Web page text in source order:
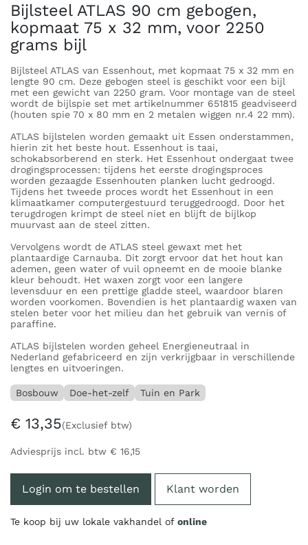
Bijlsteel ATLAS 90 cm gebogen,
kopmaat 75 x 32 mm, voor 2250
grams bijl
Bijlsteel ATLAS van Essenhout, met kopmaat 75 x 32 mm en
lengte 90 cm. Deze gebogen steel is geschikt voor een bijl
met een gewicht van 2250 gram. Voor montage van de steel
wordt de bijlspie set met artikelnummer 651815 geadviseerd
(houten spie 70 x 80 mm en 2 metalen wiggen nr.4 22 mm).
ATLAS bijlstelen worden gemaakt uit Essen onderstammen,
hierin zit het beste hout. Essenhout is taai,
schokabsorberend en sterk. Het Essenhout ondergaat twee
drogingsprocessen: tijdens het eerste drogingsproces
worden gezaagde Essenhouten planken lucht gedroogd.
Tijdens het tweede proces wordt het Essenhout in een
klimaatkamer computergestuurd teruggedroogd. Door het
terugdrogen krimpt de steel niet en blijft de bijlkop
muurvast aan de steel zitten.
Vervolgens wordt de ATLAS steel gewaxt met het
plantaardige Carnauba. Dit zorgt ervoor dat het hout kan
ademen, geen water of vuil opneemt en de mooie blanke
kleur behoudt. Het waxen zorgt voor een langere
levensduur en een prettige gladde steel, waardoor blaren
worden voorkomen. Bovendien is het plantaardig waxen van
stelen beter voor het milieu dan het gebruik van vernis of
paraffine.
ATLAS bijlstelen worden geheel Energieneutraal in
Nederland gefabriceerd en zijn verkrijgbaar in verschillende
lengtes en uitvoeringen.
Bosbouw Doe-het-zelf Tuin en Park
€ 13,35(Exclusief btw)
Adviesprijs incl. btw € 16,15
Login om te bestellen Klant worden
Te koop bij uw lokale vakhandel of online